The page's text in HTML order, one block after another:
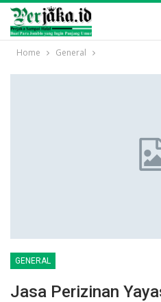
Home General
GENERAL
Jasa Perizinan